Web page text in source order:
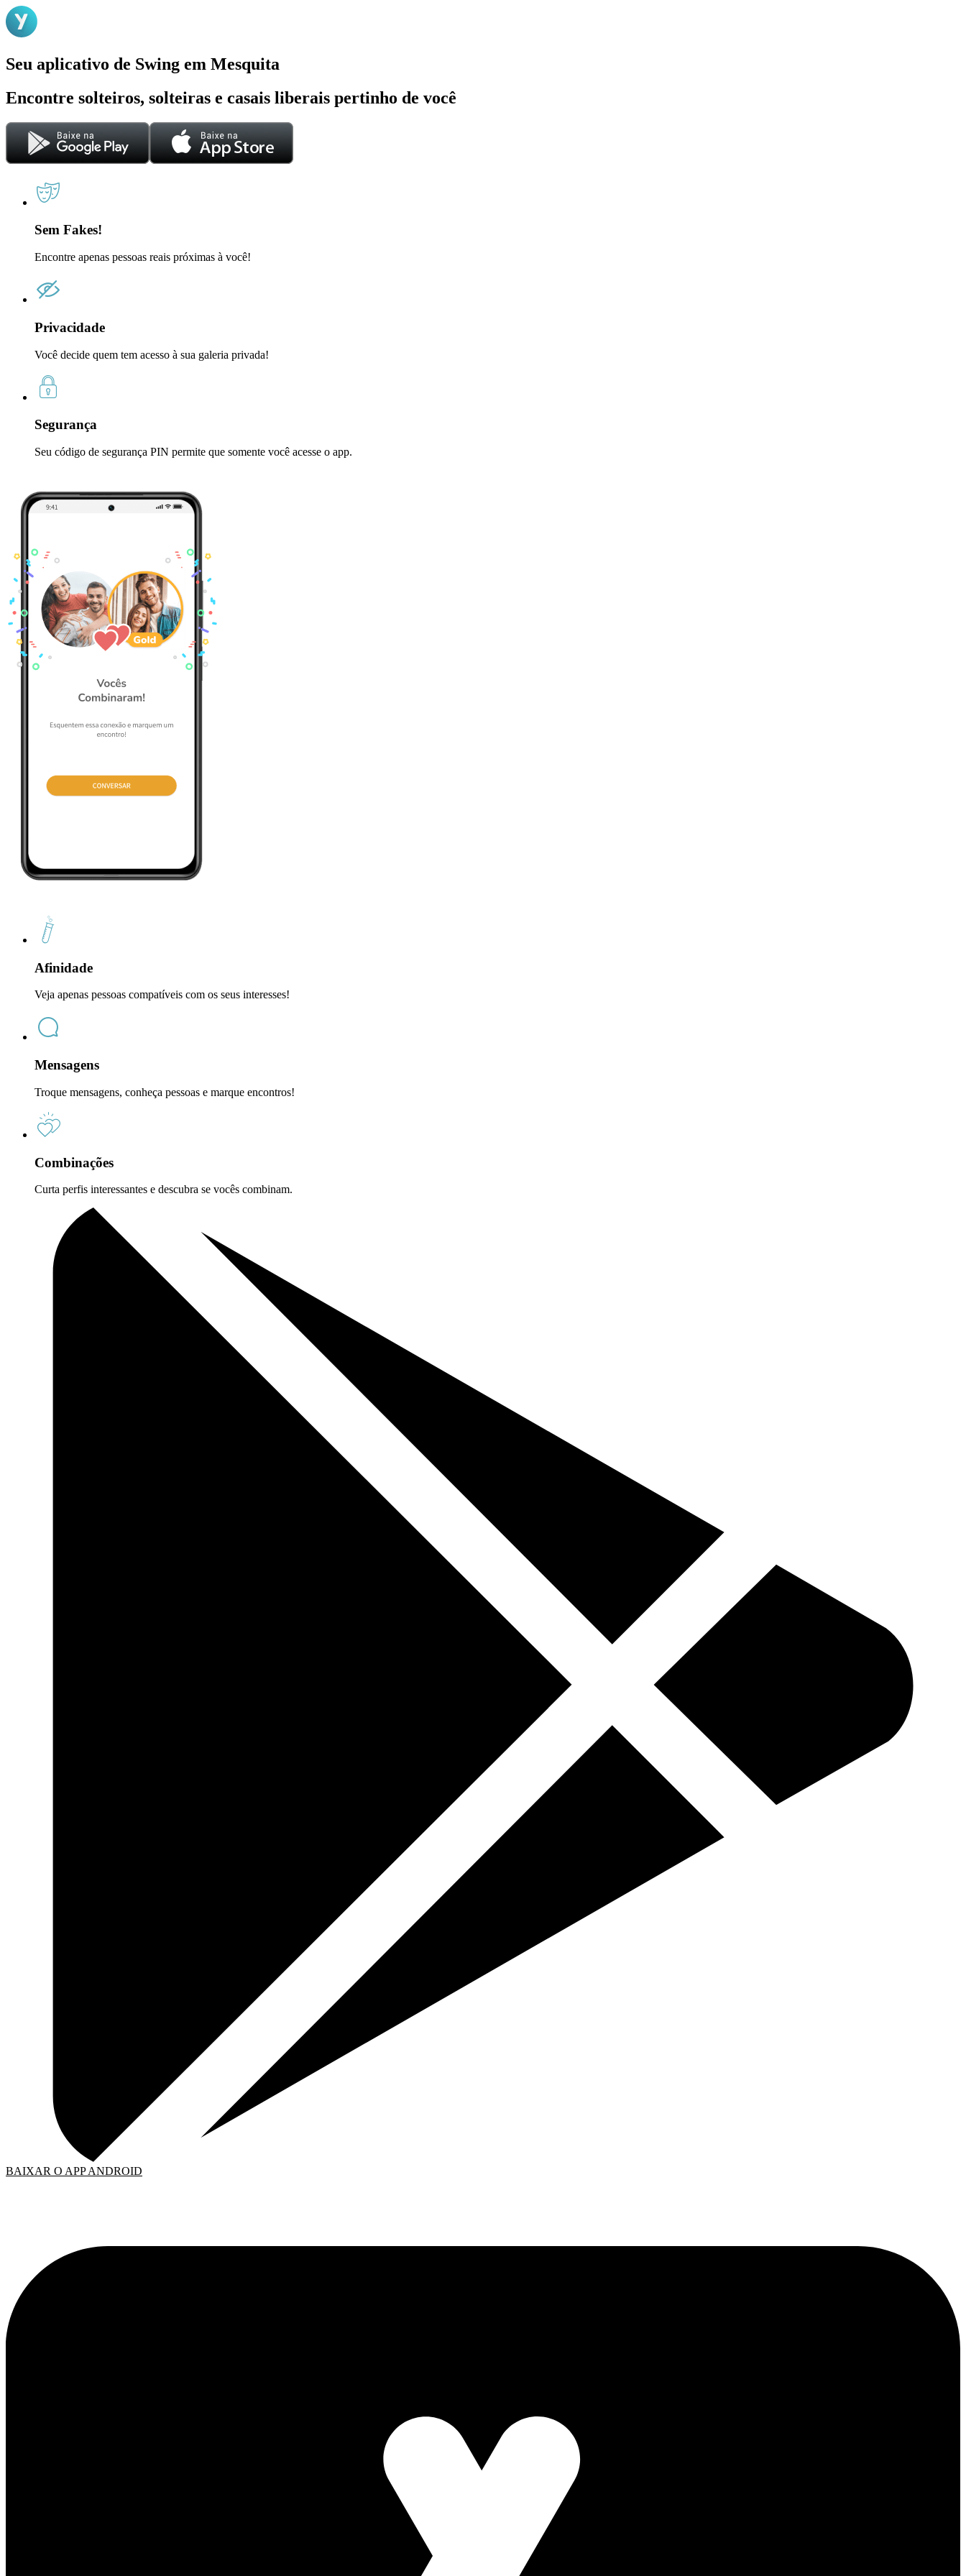
Seu aplicativo de Swing em Mesquita
Encontre solteiros, solteiras e casais liberais pertinho de você
Sem Fakes!
Encontre apenas pessoas reais próximas à você!
Privacidade
Você decide quem tem acesso à sua galeria privada!
Segurança
Seu código de segurança PIN permite que somente você acesse o app.
Afinidade
Veja apenas pessoas compatíveis com os seus interesses!
Mensagens
Troque mensagens, conheça pessoas e marque encontros!
Combinações
Curta perfis interessantes e descubra se vocês combinam.
BAIXAR O APP ANDROID